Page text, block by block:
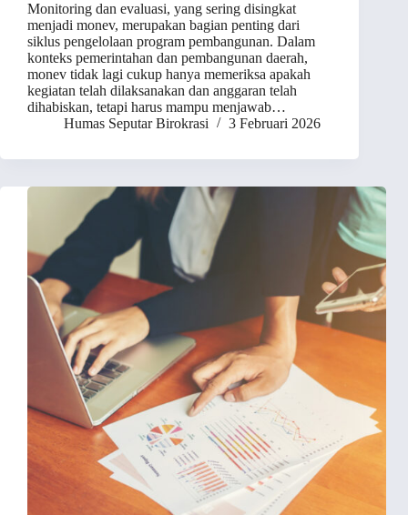
Monitoring dan evaluasi, yang sering disingkat
menjadi monev, merupakan bagian penting dari
siklus pengelolaan program pembangunan. Dalam
konteks pemerintahan dan pembangunan daerah,
monev tidak lagi cukup hanya memeriksa apakah
kegiatan telah dilaksanakan dan anggaran telah
dihabiskan, tetapi harus mampu menjawab…
Humas Seputar Birokrasi
3 Februari 2026